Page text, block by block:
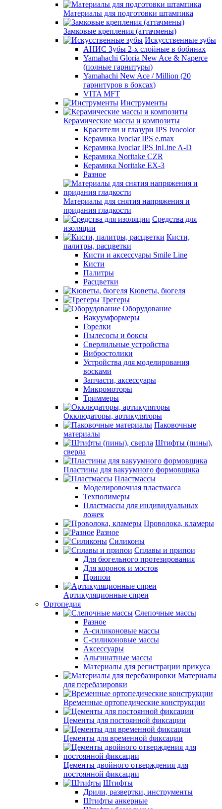
Материалы для подготовки штампика
Замковые крепления (аттачмены)
Искусственные зубы
АНИС Зубы 2-х слойные в бобинах
Yamahachi Gloria New Ace & Naperce
(полные гарнитуры)
Yamahachi New Ace / Million (20
гарнитуров в боксах)
VITA MFT
Инструменты
Керамические массы и композиты
Красители и глазури IPS Ivocolor
Керамика Ivoclar IPS e.max
Керамика Ivoclar IPS InLine A-D
Керамика Noritake CZR
Керамика Noritake EX-3
Разное
Материалы для снятия напряжения и
придания гладкости
Средства для
изоляции
Кисти,
палитры, расцветки
Кисти и аксессуары Smile Line
Кисти
Палитры
Расцветки
Кюветы, бюгеля
Трегеры
Оборудование
Вакуумформеры
Горелки
Пылесосы и боксы
Сверлильные устройства
Вибростолики
Устройства для моделирования
восками
Запчасти, аксессуары
Микромоторы
Триммеры
Окклюдаторы, артикуляторы
Паковочные
материалы
Штифты (пины),
сверла
Пластины для вакуумного формовщика
Пластмассы
Моделировочная пластмасса
Техполимеры
Пластмассы для индивидуальных
ложек
Проволока, кламеры
Разное
Силиконы
Сплавы и припои
Для бюгельного протезирования
Для коронок и мостов
Припои
Артикуляционные спреи
Ортопедия
Слепочные массы
Разное
А-силиконовые массы
С-силиконовые массы
Аксессуары
Альгинатные массы
Материалы для регистрации прикуса
Материалы
для перебазировки
Временные ортопедические конструкции
Цементы для постоянной фиксации
Цементы для временной фиксации
Цементы двойного отверждения для
постоянной фиксации
Штифты
Дрили, развертки, инструменты
Штифты анкерные